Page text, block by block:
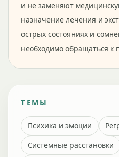
и не заменяют
назначение лечения и
острых состояниях и
необходимо обращаться к
ТЕМЫ
Психика и эмоции
Системные расстановки